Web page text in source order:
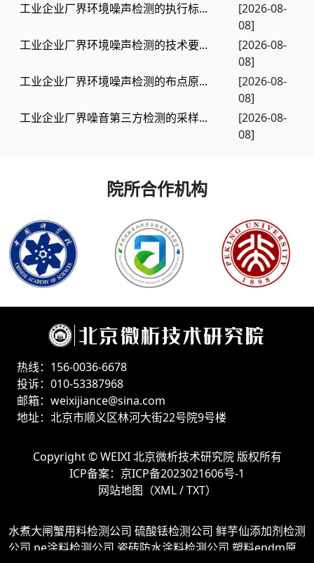
工业企业厂界环境噪声检测的执行标...
[2026-08-
08]
工业企业厂界环境噪声检测的技术要...
[2026-08-
08]
工业企业厂界环境噪声检测的布点原...
[2026-08-
08]
工业企业厂界噪音第三方检测的采样...
[2026-08-
08]
院所合作机构
热线：156-0036-6678
投诉：010-53387968
邮箱：weixijiance@sina.com
地址：北京市顺义区林河大街22号院9号楼
Copyright ©WEIXI 北京微析技术研究院版权所有
ICP备案： 京ICP备2023021606号-1
网站地图（XML/TXT）
水煮大闸蟹用料检测公司 硫酸铥检测公司 鲜芋仙添加剂检测
公司 pe涂料检测公司 瓷砖防水涂料检测公司 塑料epdm原